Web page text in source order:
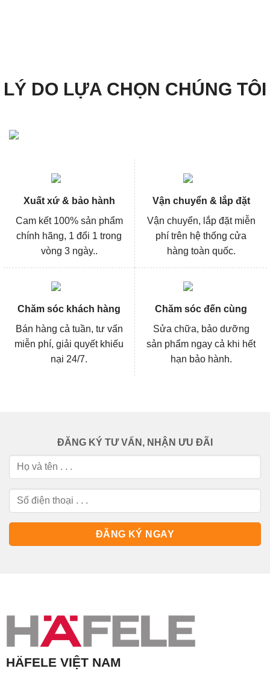
LÝ DO LỰA CHỌN CHÚNG TÔI
Xuất xứ & bảo hành
Cam kết 100% sản phẩm
chính hãng, 1 đổi 1 trong
vòng 3 ngày..
Vận chuyển & lắp đặt
Vận chuyển, lắp đặt miễn
phí trên hệ thống cửa
hàng toàn quốc.
Chăm sóc khách hàng
Bán hàng cả tuần, tư vấn
miễn phí, giải quyết khiếu
nại 24/7.
Chăm sóc đến cùng
Sửa chữa, bảo dưỡng
sản phẩm ngay cả khi hết
hạn bảo hành.
ĐĂNG KÝ TƯ VẤN, NHẬN ƯU ĐÃI
HÄFELE VIỆT NAM